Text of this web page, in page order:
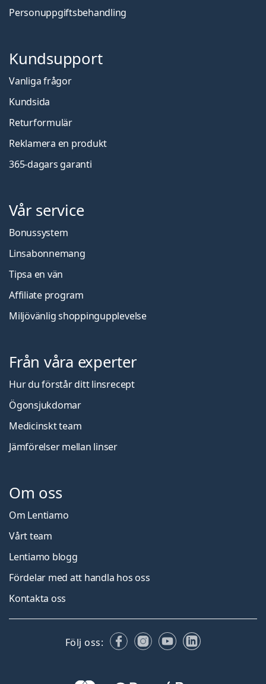
Personuppgiftsbehandling
Kundsupport
Vanliga frågor
Kundsida
Returformulär
Reklamera en produkt
365-dagars garanti
Vår service
Bonussystem
Linsabonnemang
Tipsa en vän
Affiliate program
Miljövänlig shoppingupplevelse
Från våra experter
Hur du förstår ditt linsrecept
Ögonsjukdomar
Medicinskt team
Jämförelser mellan linser
Om oss
Om Lentiamo
Vårt team
Lentiamo blogg
Fördelar med att handla hos oss
Kontakta oss
Följ oss: FacebookInstagram
YouTubeLinkedIn